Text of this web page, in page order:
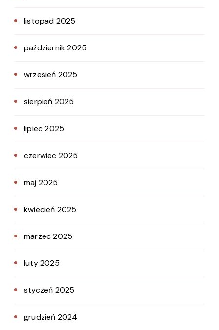
listopad 2025
październik 2025
wrzesień 2025
sierpień 2025
lipiec 2025
czerwiec 2025
maj 2025
kwiecień 2025
marzec 2025
luty 2025
styczeń 2025
grudzień 2024